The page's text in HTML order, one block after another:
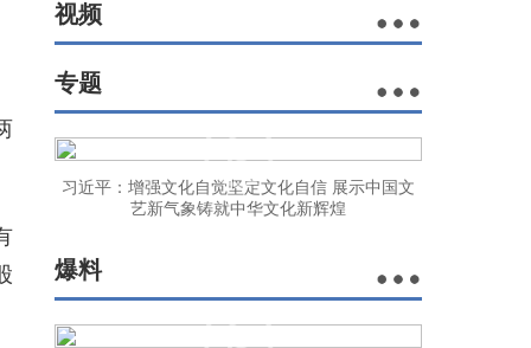
视频
专题
习近平：增强文化自觉坚定文化自信 展示中国文
艺新气象铸就中华文化新辉煌
爆料